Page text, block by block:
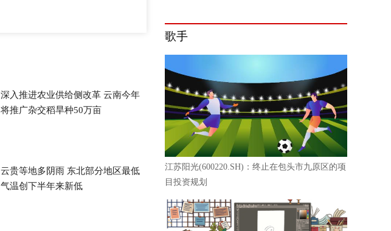
深入推进农业供给侧改革 云南今年
将推广杂交稻旱种50万亩
云贵等地多阴雨 东北部分地区最低
气温创下半年来新低
歌手
江苏阳光(600220.SH)：终止在包头市九原区的项
目投资规划